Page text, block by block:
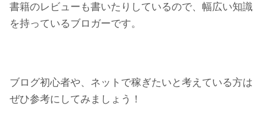
書籍のレビューも書いたりしているので、幅広い知識
を持っているブロガーです。
ブログ初心者や、ネットで稼ぎたいと考えている方は
ぜひ参考にしてみましょう！